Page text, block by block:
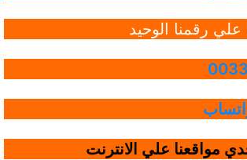
علي رقمنا الوحيد
مواقعنا علي الانترنت